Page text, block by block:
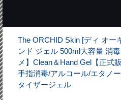
The ORCHID Skin [ディ オー
ンド ジェル 500ml大容量 消
メ】Clean＆Hand Gel【正式
手指消毒/アルコール/エタノ
タイザージェル